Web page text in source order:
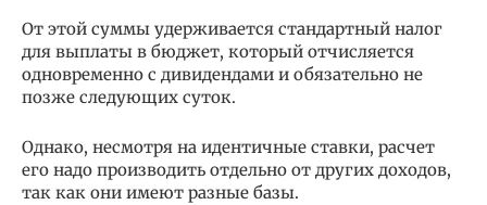
От этой суммы удерживается стандартный налог
для выплаты в бюджет, который отчисляется
одновременно с дивидендами и обязательно не
позже следующих суток.
Однако, несмотря на идентичные ставки, расчет
его надо производить отдельно от других доходов,
так как они имеют разные базы.